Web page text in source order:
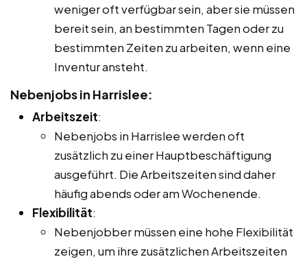
weniger oft verfügbar sein, aber sie müssen
bereit sein, an bestimmten Tagen oder zu
bestimmten Zeiten zu arbeiten, wenn eine
Inventur ansteht.
Nebenjobs in Harrislee:
Arbeitszeit:
Nebenjobs in Harrislee werden oft
zusätzlich zu einer Hauptbeschäftigung
ausgeführt. Die Arbeitszeiten sind daher
häufig abends oder am Wochenende.
Flexibilität:
Nebenjobber müssen eine hohe Flexibilität
zeigen, um ihre zusätzlichen Arbeitszeiten